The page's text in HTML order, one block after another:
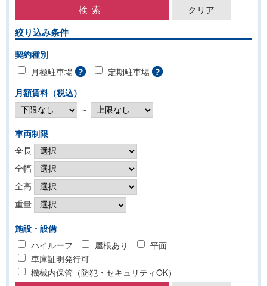
絞り込み条件
契約種別
月極駐車場
定期駐車場
月額賃料（税込）
～
車両制限
全長
全幅
全高
重量
施設・設備
ハイルーフ
屋根あり
平面
車庫証明発行可
機械内保管（防犯・セキュリティOK）